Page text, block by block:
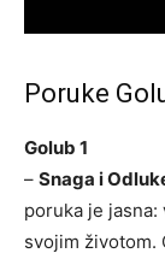
Poruke
Golub 1
– Snaga i
poruka je
svojim životom.